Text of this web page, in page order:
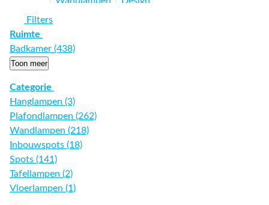
Filters
Ruimte
Badkamer (438)
Toon meer
Categorie
Hanglampen (3)
Plafondlampen (262)
Wandlampen (218)
Inbouwspots (18)
Spots (141)
Tafellampen (2)
Vloerlampen (1)